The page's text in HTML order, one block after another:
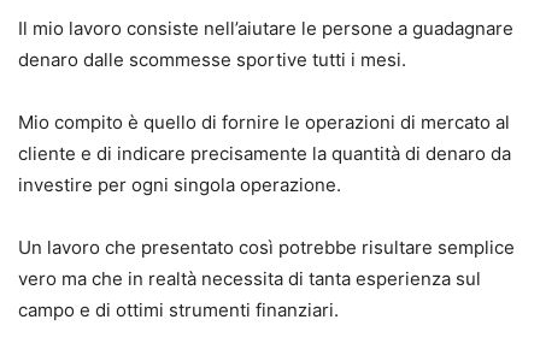
Il mio lavoro consiste nell’aiutare le persone a guadagnare
denaro dalle scommesse sportive tutti i mesi.
Mio compito è quello di fornire le operazioni di mercato al
cliente e di indicare precisamente la quantità di denaro da
investire per ogni singola operazione.
Un lavoro che presentato così potrebbe risultare semplice
vero ma che in realtà necessita di tanta esperienza sul
campo e di ottimi strumenti finanziari.